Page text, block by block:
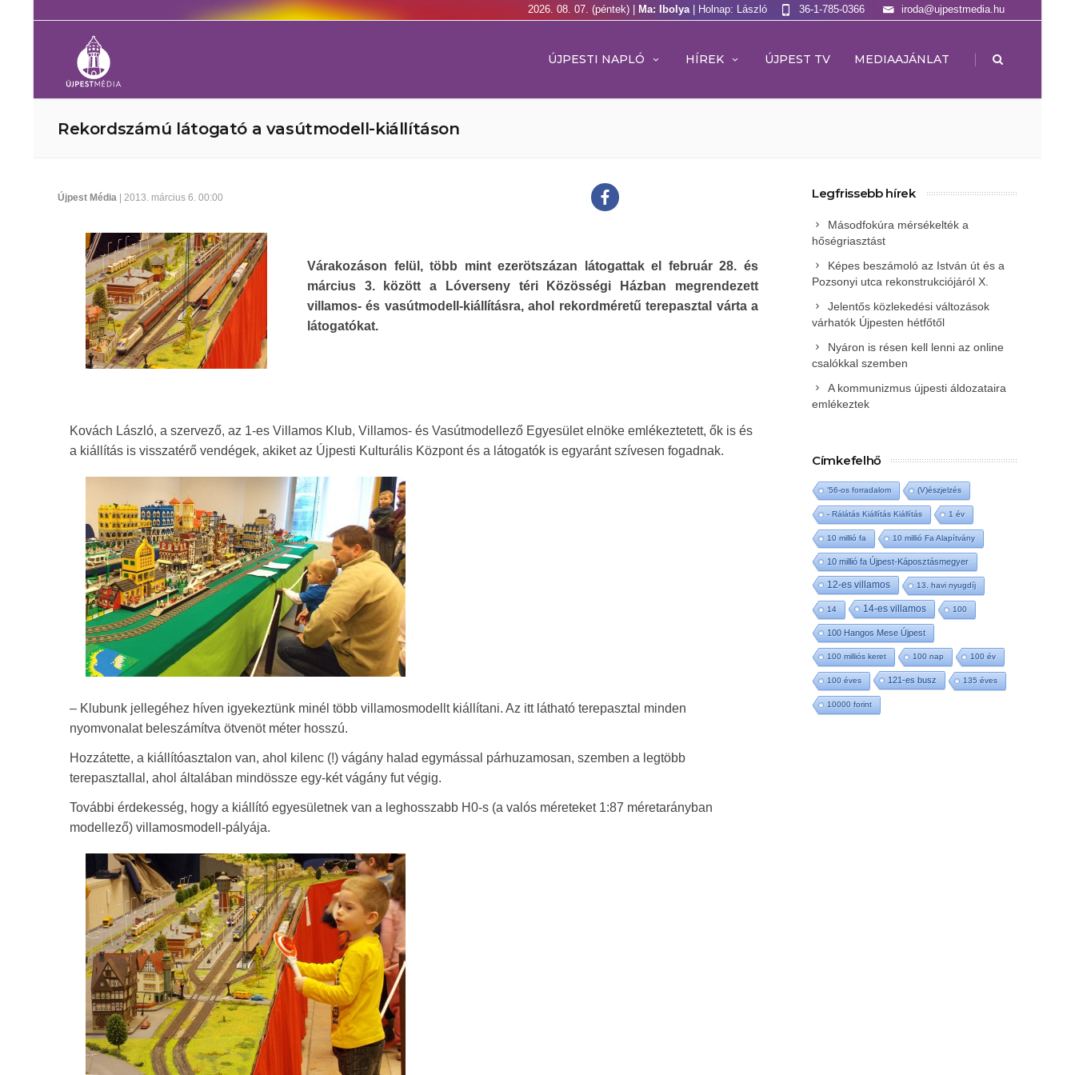
2026. 08. 07. (péntek) | Ma: Ibolya | Holnap: László iroda@ujpestmedia.hu
36-1-785-0366
ÚJPESTI NAPLÓ HÍREK ÚJPEST TV MEDIAAJÁNLAT |
Rekordszámú látogató a vasútmodell-kiállításon
Újpest Média | 2013. március 6. 00:00
Várakozáson felül, több mint ezerötszázan látogattak el február 28. és
március 3. között a Lóverseny téri Közösségi Házban megrendezett
villamos- és vasútmodell-kiállításra, ahol rekordméretű terepasztal várta a
látogatókat.
Kovách László, a szervező, az 1-es Villamos Klub, Villamos- és Vasútmodellező Egyesület elnöke emlékeztetett, ők is és
a kiállítás is visszatérő vendégek, akiket az Újpesti Kulturális Központ és a látogatók is egyaránt szívesen fogadnak.
– Klubunk jellegéhez híven igyekeztünk minél több villamosmodellt kiállítani. Az itt látható terepasztal minden
nyomvonalat beleszámítva ötvenöt méter hosszú.
Hozzátette, a kiállítóasztalon van, ahol kilenc (!) vágány halad egymással párhuzamosan, szemben a legtöbb
terepasztallal, ahol általában mindössze egy-két vágány fut végig.
További érdekesség, hogy a kiállító egyesületnek van a leghosszabb H0-s (a valós méreteket 1:87 méretarányban
modellező) villamosmodell-pályája.
Legfrissebb hírek
Másodfokúra mérsékelték a
hőségriasztást
Képes beszámoló az István út és a
Pozsonyi utca rekonstrukciójáról X.
Jelentős közlekedési változások
várhatók Újpesten hétfőtől
Nyáron is résen kell lenni az online
csalókkal szemben
A kommunizmus újpesti áldozataira
emlékeztek
Címkefelhő
'56-os forradalom (V)észjelzés
- Rálátás Kiállítás Kiállítás 1 év
10 millió fa 10 millió Fa Alapítvány
10 millió fa Újpest-Káposztásmegyer
12-es villamos 13. havi nyugdíj
14 14-es villamos 100
100 Hangos Mese Újpest
100 milliós keret 100 nap 100 év
100 éves 121-es busz 135 éves
10000 forint